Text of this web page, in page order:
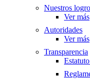
Nuestros
Ver más
Autoridades
Ver más
Transparencia